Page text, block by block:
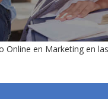
Online en Marketing en